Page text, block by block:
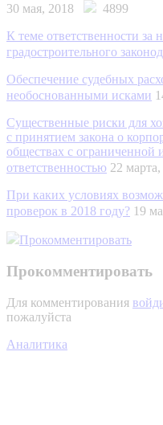
30 мая, 2018
4899
К теме ответственности за
градостроительного
Обеспечение судебных
необоснованными исками
Существенные риски для
с принятием закона о
обществах с ограниченной
ответственностью 22
При каких условиях
проверок в 2018 году? 19
Прокомментировать
Прокомментировать
Для комментирования
пожалуйста
Аналитика